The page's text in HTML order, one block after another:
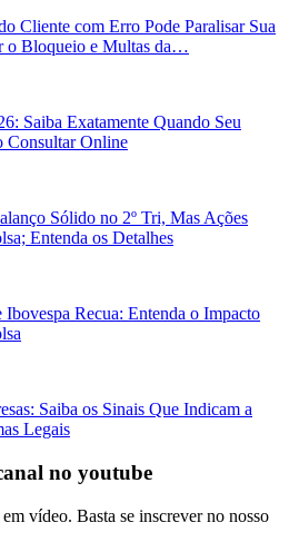
Cliente com Erro Pode Paralisar Sua
o Bloqueio e Multas da…
Saiba Exatamente Quando Seu
Consultar Online
Sólido no 2º Tri, Mas Ações
Entenda os Detalhes
Recua: Entenda o Impacto
Saiba os Sinais Que Indicam a
Legais
no youtube
vídeo. Basta se inscrever no nosso